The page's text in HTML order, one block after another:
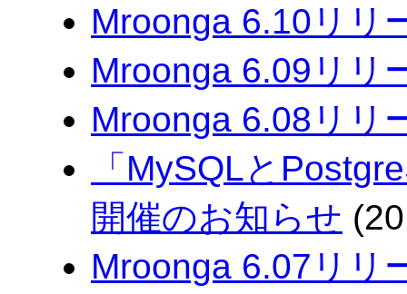
Mroonga 6.10リリ
Mroonga 6.09リリ
Mroonga 6.08リリ
「MySQLと
開催のお知らせ
Mroonga 6.07リリ